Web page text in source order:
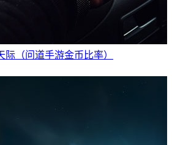
际（问道手游金币比率）